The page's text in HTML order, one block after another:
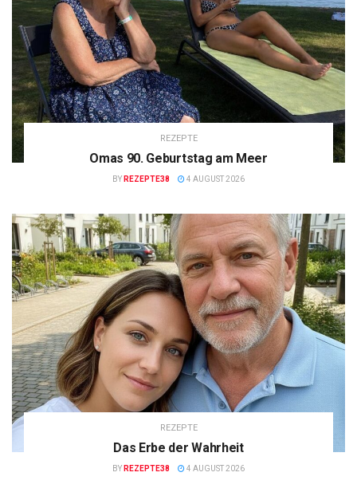
REZEPTE
Omas 90. Geburtstag am Meer
BY REZEPTE38 4 AUGUST 2026
REZEPTE
Das Erbe der Wahrheit
BY REZEPTE38 4 AUGUST 2026